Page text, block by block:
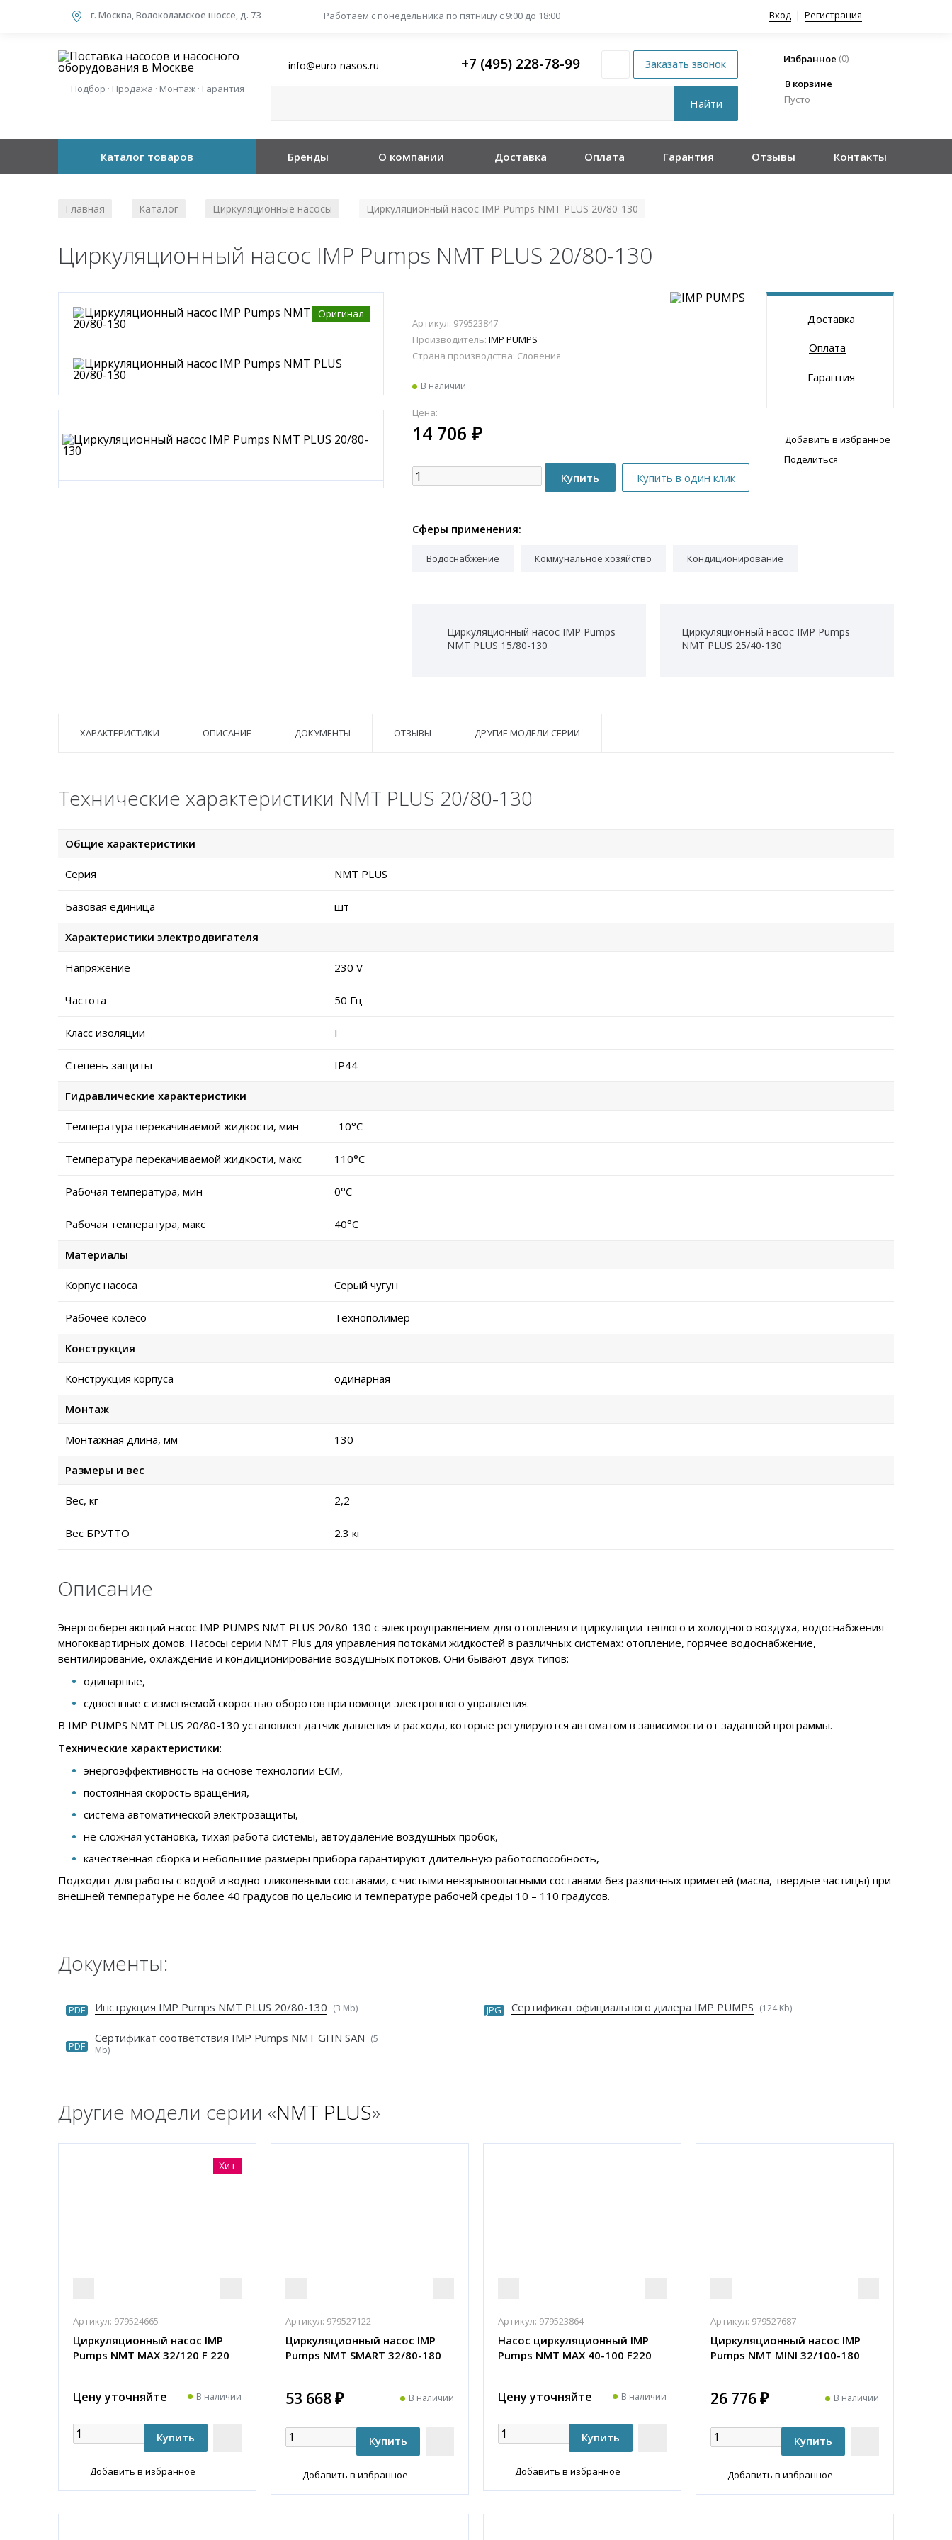
г. Москва, Волоколамское шоссе, д. 73 Работаем с понедельника по пятницу с 9:00 до 18:00 Вход | Регистрация
Подбор · Продажа · Монтаж · Гарантия
info@euro-nasos.ru +7 (495) 228-78-99 Избранное (0)
В корзине
Пусто
Каталог товаров Бренды О компании Доставка Оплата Гарантия Отзывы Контакты
Главная Каталог Циркуляционные насосы Циркуляционный насос IMP Pumps NMT PLUS 20/80-130
Циркуляционный насос IMP Pumps NMT PLUS 20/80-130
Оригинал
Артикул: 979523847
Производитель: IMP PUMPS
Страна производства: Словения
В наличии
Цена:
14 706 ₽
Доставка
Оплата
Гарантия
Добавить в избранное
Поделиться
Сферы применения:
Водоснабжение Коммунальное хозяйство Кондиционирование
Циркуляционный насос IMP Pumps
NMT PLUS 15/80-130
Циркуляционный насос IMP Pumps
NMT PLUS 25/40-130
ХАРАКТЕРИСТИКИ ОПИСАНИЕ ДОКУМЕНТЫ ОТЗЫВЫ ДРУГИЕ МОДЕЛИ СЕРИИ
Технические характеристики NMT PLUS 20/80-130
Общие характеристики
Серия NMT PLUS
Базовая единица шт
Характеристики электродвигателя
Напряжение 230 V
Частота 50 Гц
Класс изоляции F
Степень защиты IP44
Гидравлические характеристики
Температура перекачиваемой жидкости, мин -10°C
Температура перекачиваемой жидкости, макс 110°C
Рабочая температура, мин 0°C
Рабочая температура, макс 40°C
Материалы
Корпус насоса Серый чугун
Рабочее колесо Технополимер
Конструкция
Конструкция корпуса одинарная
Монтаж
Монтажная длина, мм 130
Размеры и вес
Вес, кг 2,2
Вес БРУТТО 2.3 кг
Описание
Энергосберегающий насос IMP PUMPS NMT PLUS 20/80-130 с электроуправлением для отопления и циркуляции теплого и холодного воздуха, водоснабжения
многоквартирных домов. Насосы серии NMT Plus для управления потоками жидкостей в различных системах: отопление, горячее водоснабжение,
вентилирование, охлаждение и кондиционирование воздушных потоков. Они бывают двух типов:
одинарные,
сдвоенные с изменяемой скоростью оборотов при помощи электронного управления.
В IMP PUMPS NMT PLUS 20/80-130 установлен датчик давления и расхода, которые регулируются автоматом в зависимости от заданной программы.
Технические характеристики:
энергоэффективность на основе технологии ECM,
постоянная скорость вращения,
система автоматической электрозащиты,
не сложная установка, тихая работа системы, автоудаление воздушных пробок,
качественная сборка и небольшие размеры прибора гарантируют длительную работоспособность,
Подходит для работы с водой и водно-гликолевыми составами, с чистыми невзрывоопасными составами без различных примесей (масла, твердые частицы) при
внешней температуре не более 40 градусов по цельсию и температуре рабочей среды 10 – 110 градусов.
Документы:
PDF Инструкция IMP Pumps NMT PLUS 20/80-130 (3 Mb) JPG Сертификат официального дилера IMP PUMPS (124 Kb)
PDF
Сертификат соответствия IMP Pumps NMT GHN SAN (5
Mb)
Другие модели серии «NMT PLUS»
Хит
Артикул: 979524665
Циркуляционный насос IMP
Pumps NMT MAX 32/120 F 220
Цену уточняйте В наличии
Добавить в избранное
Артикул: 979527122
Циркуляционный насос IMP
Pumps NMT SMART 32/80-180
53 668 ₽ В наличии
Добавить в избранное
Артикул: 979523864
Насос циркуляционный IMP
Pumps NMT MAX 40-100 F220
Цену уточняйте В наличии
Добавить в избранное
Артикул: 979527687
Циркуляционный насос IMP
Pumps NMT MINI 32/100-180
26 776 ₽ В наличии
Добавить в избранное